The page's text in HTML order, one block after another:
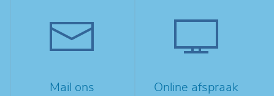
Mail ons Online afspraak